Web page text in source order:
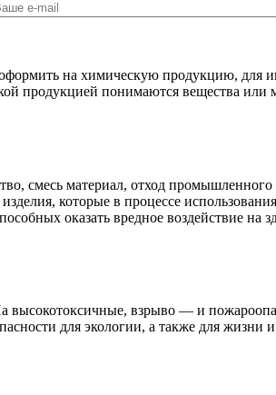
на химическую продукцию, для
продукцией понимаются вещества или
смесь материал, отход
которые в процессе
оказать вредное воздействие на
взрыво — и
для экологии, а также для жизни и